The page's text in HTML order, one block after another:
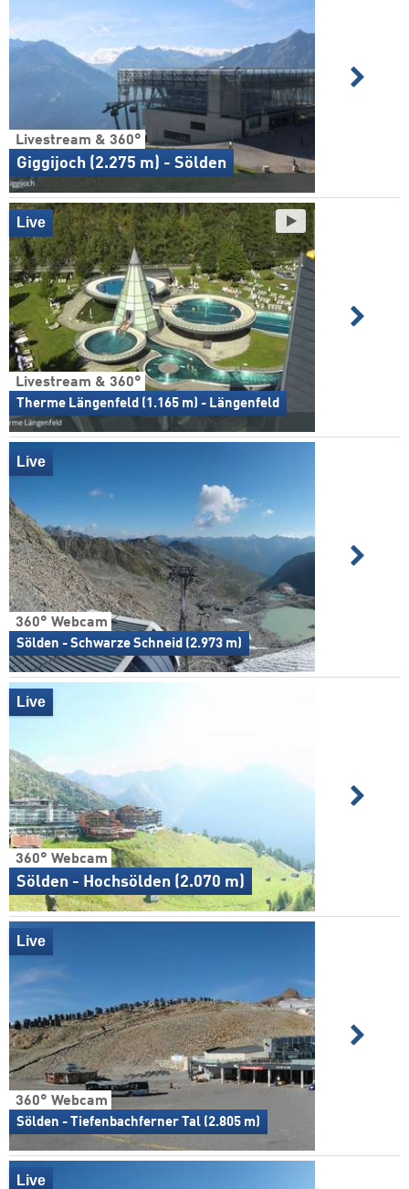
Livestream & 360°
Giggijoch (2.275 m) - Sölden
Livestream & 360°
Therme Längenfeld (1.165 m) - Längenfeld
Live
360° Webcam
Sölden - Schwarze Schneid (2.973 m)
Live
360° Webcam
Sölden - Hochsölden (2.070 m)
Live
360° Webcam
Sölden - Tiefenbachferner Tal (2.805 m)
Live
Live